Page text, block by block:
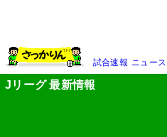
試合速報 ニュース
Jリーグ 最新情報